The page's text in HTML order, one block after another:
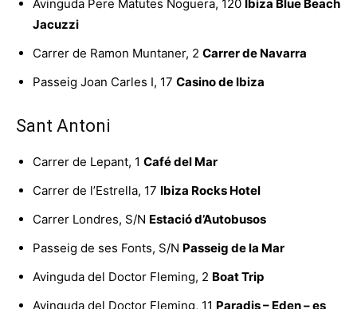
Avinguda Pere Matutes Noguera, 120 Ibiza Blue Beach
Jacuzzi
Carrer de Ramon Muntaner, 2 Carrer de Navarra
Passeig Joan Carles I, 17 Casino de Ibiza
Sant Antoni
Carrer de Lepant, 1 Café del Mar
Carrer de l’Estrella, 17 Ibiza Rocks Hotel
Carrer Londres, S/N Estació d’Autobusos
Passeig de ses Fonts, S/N Passeig de la Mar
Avinguda del Doctor Fleming, 2 Boat Trip
Avinguda del Doctor Fleming, 11 Paradis – Eden – es